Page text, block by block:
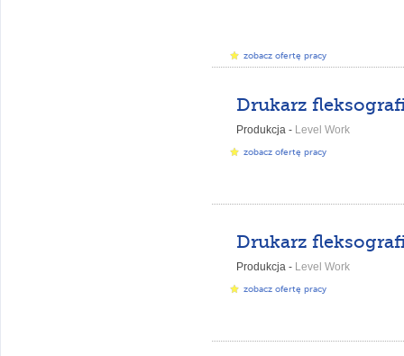
zobacz ofertę pracy
Drukarz
Produkcja - Level Work
zobacz ofertę pracy
Drukarz
Produkcja - Level Work
zobacz ofertę pracy